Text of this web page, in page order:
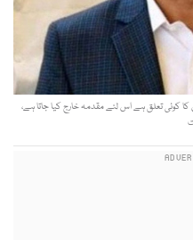
کوئی تعلق ہے اس لئے مقدمہ خارج کیا جاتا ہے،